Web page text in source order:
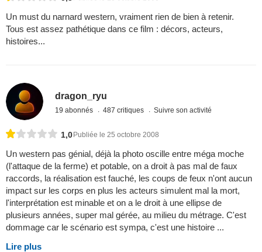
Un must du narnard western, vraiment rien de bien à retenir.
Tous est assez pathétique dans ce film : décors, acteurs,
histoires...
dragon_ryu
19 abonnés 487 critiques Suivre son activité
1,0 Publiée le 25 octobre 2008
Un western pas génial, déjà la photo oscille entre méga moche
(l'attaque de la ferme) et potable, on a droit à pas mal de faux
raccords, la réalisation est fauché, les coups de feux n'ont aucun
impact sur les corps en plus les acteurs simulent mal la mort,
l'interprétation est minable et on a le droit à une ellipse de
plusieurs années, super mal gérée, au milieu du métrage. C'est
dommage car le scénario est sympa, c'est une histoire ...
Lire plus